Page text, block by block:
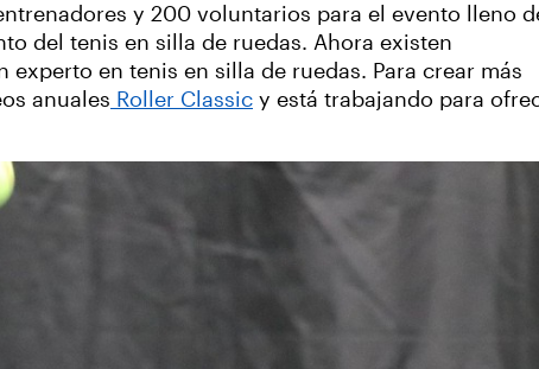
y 200 voluntarios para el evento lleno
del tenis en silla de ruedas. Ahora existen
en tenis en silla de ruedas. Para crear más
anuales Roller Classic y está trabajando para